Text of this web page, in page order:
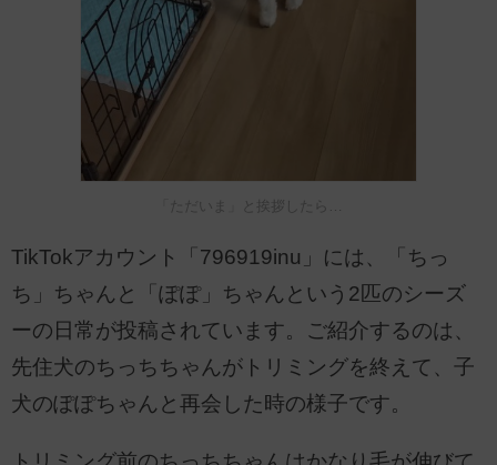
「ただいま」と挨拶したら…
TikTokアカウント「796919inu」には、「ちっ
ち」ちゃんと「ぽぽ」ちゃんという2匹のシーズ
ーの日常が投稿されています。ご紹介するのは、
先住犬のちっちちゃんがトリミングを終えて、子
犬のぽぽちゃんと再会した時の様子です。